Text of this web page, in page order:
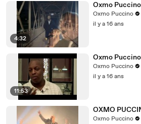
4:32
Oxmo
Oxmo Puccino
il y a 16 ans
11:53
Oxmo
Oxmo Puccino
il y a 16 ans
OXMO
Oxmo Puccino